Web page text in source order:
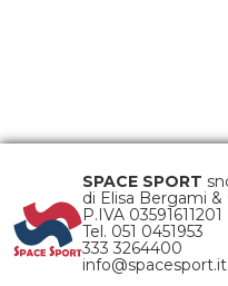
SPACE SPORT
di Elisa Bergami &
P.IVA 03591611201
Tel. 051 0451953
333 3264400
info@spacesport.it